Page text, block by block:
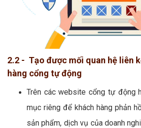
2.2 - Tạo được mối quan hệ liên
hàng cổng tự động
Trên các website cổng tự động
mục riêng để khách hàng phản
sản phẩm, dịch vụ của doanh